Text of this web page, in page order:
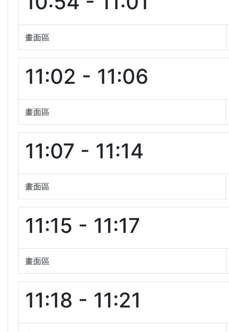
畫面區
11:02 - 11:06
畫面區
11:07 - 11:14
畫面區
11:15 - 11:17
畫面區
11:18 - 11:21